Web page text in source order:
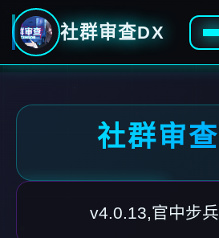
社群审查DX
社群审
v4.0.13,官中步